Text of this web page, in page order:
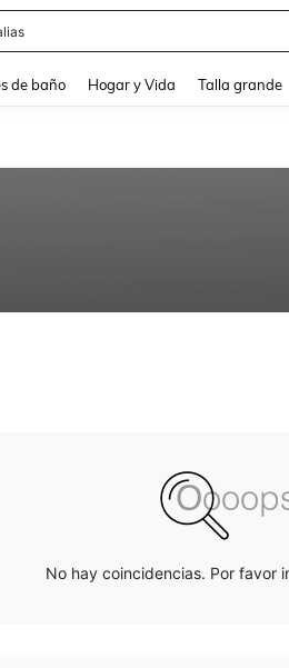
de baño Hogar y Vida Talla grande
No hay coincidencias. Por favor